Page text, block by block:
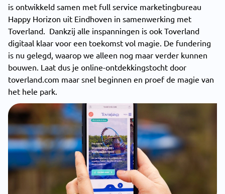
is ontwikkeld samen met full service marketingbureau
Happy Horizon uit Eindhoven in samenwerking met
Toverland. Dankzij alle inspanningen is ook Toverland
digitaal klaar voor een toekomst vol magie. De fundering
is nu gelegd, waarop we alleen nog maar verder kunnen
bouwen. Laat dus je online-ontdekkingstocht door
toverland.com maar snel beginnen en proef de magie van
het hele park.